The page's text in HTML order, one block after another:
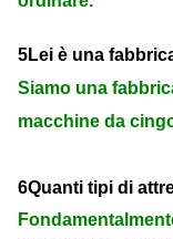
5Lei è una
Siamo una
macchine da
6Quanti tipi di